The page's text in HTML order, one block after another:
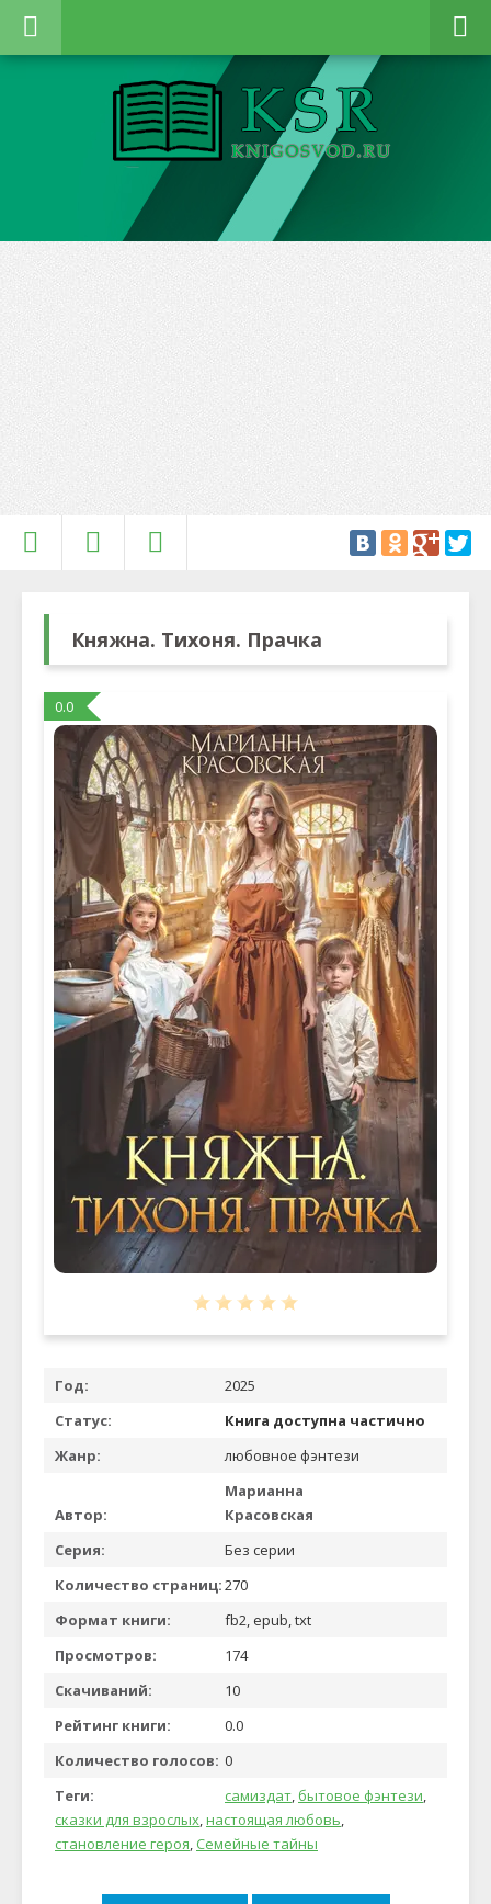
Княжна. Тихоня. Прачка
0.0
Год:
2025
Статус:
Книга доступна частично
Жанр:
любовное фэнтези
Автор:
Марианна
Красовская
Серия:
Без серии
Количество страниц:270
Формат книги:
fb2, epub, txt
Просмотров:
174
Скачиваний:
10
Рейтинг книги:
0.0
Количество голосов: 0
Теги:
самиздат, бытовое фэнтези,
сказки для взрослых,настоящая любовь,
становление героя, Семейные тайны